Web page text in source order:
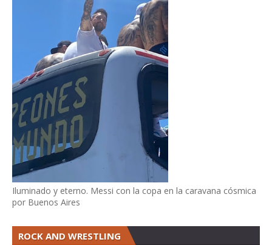
Iluminado y eterno. Messi con la copa en la caravana cósmica
por Buenos Aires
ROCK AND WRESTLING